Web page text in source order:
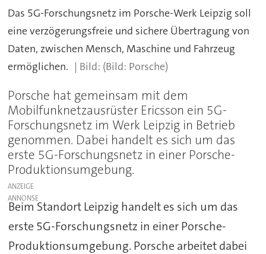
Das 5G-Forschungsnetz im Porsche-Werk Leipzig soll
eine verzögerungsfreie und sichere Übertragung von
Daten, zwischen Mensch, Maschine und Fahrzeug
ermöglichen.
(Bild: Porsche)
Porsche hat gemeinsam mit dem
Mobilfunknetzausrüster Ericsson ein 5G-
Forschungsnetz im Werk Leipzig in Betrieb
genommen. Dabei handelt es sich um das
erste 5G-Forschungsnetz in einer Porsche-
Produktionsumgebung.
ANZEIGE
Beim Standort Leipzig handelt es sich um das
erste 5G-Forschungsnetz in einer Porsche-
Produktionsumgebung. Porsche arbeitet dabei